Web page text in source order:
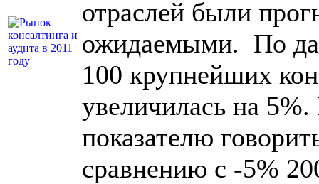
отраслей были
ожидаемыми. По
100 крупнейших
увеличилась на
показателю
сравнению с -5%